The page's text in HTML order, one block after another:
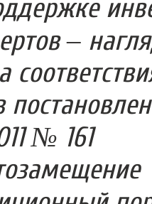
–
№ 161